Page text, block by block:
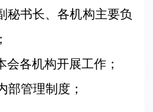
秘书长、各机构主要负
会各机构开展工作；
部管理制度；